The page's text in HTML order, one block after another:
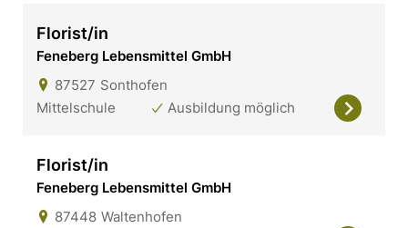
Florist/in
Feneberg Lebensmittel GmbH
87527 Sonthofen
Mittelschule
Ausbildung möglich
Florist/in
Feneberg Lebensmittel GmbH
87448 Waltenhofen